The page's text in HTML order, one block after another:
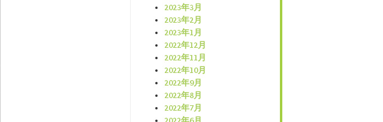
2023年3月
2023年2月
2023年1月
2022年12月
2022年11月
2022年10月
2022年9月
2022年8月
2022年7月